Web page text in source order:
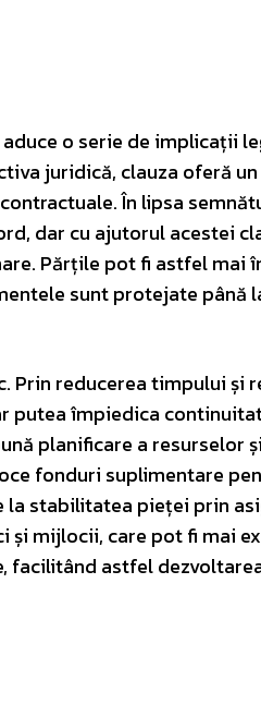
o serie de implicații
juridică, clauza oferă
În lipsa
dar cu ajutorul acestei
Părțile pot fi astfel mai
sunt protejate până
Prin reducerea timpului și
putea împiedica
planificare a resurselor
fonduri suplimentare
stabilitatea pieței prin
mijlocii, care pot fi mai
astfel